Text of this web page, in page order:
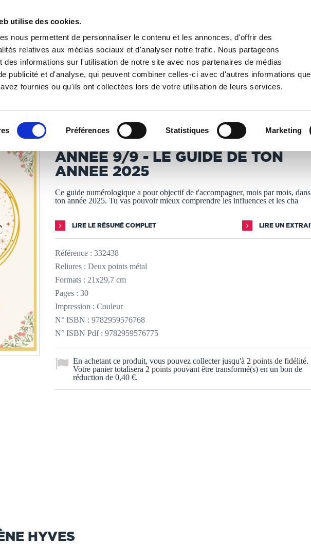
utilise des cookies.
nous permettent de personnaliser le contenu et les annonces, d'offrir des
relatives aux médias sociaux et d'analyser notre trafic. Nous partageons
des informations sur l'utilisation de notre site avec nos partenaires de médias
publicité et d'analyse, qui peuvent combiner celles-ci avec d'autres informations que
fournies ou qu'ils ont collectées lors de votre utilisation de leurs services.
Préférences Statistiques Marketing
PUBLIER UN LIVRE LIBRAIRIE
/ Epanouissement personnel ANNEE 9/9 - LE GUIDE DE TON ANNEE 2025
LIVRES SONT IMPRIMÉS À LA DEMANDE - DÉLAI ACTUEL : 3 À 5
ANNEE 9/9 - LE GUIDE DE TON
ANNEE 2025
Ce guide numérologique a pour objectif de t'accompagner, mois par mois, dans
ton année 2025. Tu vas pouvoir mieux comprendre les influences et les cha
LIRE LE RÉSUMÉ COMPLET LIRE UN
Référence : 332438
Reliures : Deux points métal
Formats : 21x29,7 cm
Pages : 30
Impression : Couleur
N° ISBN : 9782959576768
N° ISBN Pdf : 9782959576775
En achetant ce produit, vous pouvez collecter jusqu'à 2 points de fidélité.
Votre panier totalisera 2 points pouvant être transformé(s) en un bon de
réduction de 0,40 €.
HYVES